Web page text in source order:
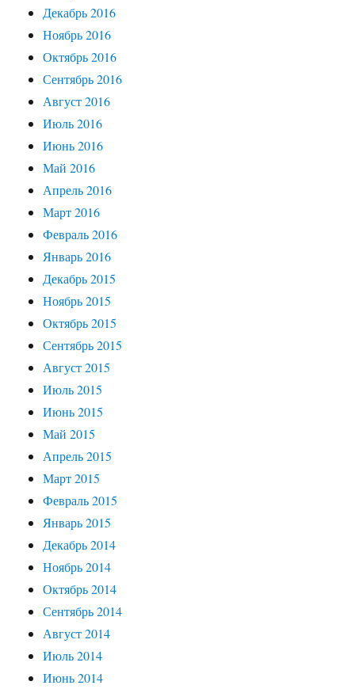
Декабрь 2016
Ноябрь 2016
Октябрь 2016
Сентябрь 2016
Август 2016
Июль 2016
Июнь 2016
Май 2016
Апрель 2016
Март 2016
Февраль 2016
Январь 2016
Декабрь 2015
Ноябрь 2015
Октябрь 2015
Сентябрь 2015
Август 2015
Июль 2015
Июнь 2015
Май 2015
Апрель 2015
Март 2015
Февраль 2015
Январь 2015
Декабрь 2014
Ноябрь 2014
Октябрь 2014
Сентябрь 2014
Август 2014
Июль 2014
Июнь 2014